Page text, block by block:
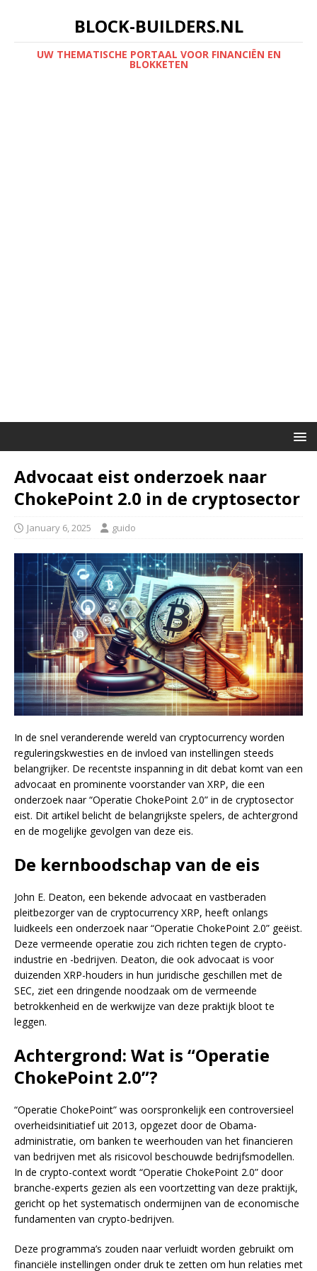
BLOCK-BUILDERS.NL
UW THEMATISCHE PORTAAL VOOR FINANCIËN EN
BLOKKETEN
Advocaat eist onderzoek naar
ChokePoint 2.0 in de cryptosector
January 6, 2025 guido
In de snel veranderende wereld van cryptocurrency worden
reguleringskwesties en de invloed van instellingen steeds
belangrijker. De recentste inspanning in dit debat komt van een
advocaat en prominente voorstander van XRP, die een
onderzoek naar “Operatie ChokePoint 2.0” in de cryptosector
eist. Dit artikel belicht de belangrijkste spelers, de achtergrond
en de mogelijke gevolgen van deze eis.
De kernboodschap van de eis
John E. Deaton, een bekende advocaat en vastberaden
pleitbezorger van de cryptocurrency XRP, heeft onlangs
luidkeels een onderzoek naar “Operatie ChokePoint 2.0” geëist.
Deze vermeende operatie zou zich richten tegen de crypto-
industrie en -bedrijven. Deaton, die ook advocaat is voor
duizenden XRP-houders in hun juridische geschillen met de
SEC, ziet een dringende noodzaak om de vermeende
betrokkenheid en de werkwijze van deze praktijk bloot te
leggen.
Achtergrond: Wat is “Operatie
ChokePoint 2.0”?
“Operatie ChokePoint” was oorspronkelijk een controversieel
overheidsinitiatief uit 2013, opgezet door de Obama-
administratie, om banken te weerhouden van het financieren
van bedrijven met als risicovol beschouwde bedrijfsmodellen.
In de crypto-context wordt “Operatie ChokePoint 2.0” door
branche-experts gezien als een voortzetting van deze praktijk,
gericht op het systematisch ondermijnen van de economische
fundamenten van crypto-bedrijven.
Deze programma’s zouden naar verluidt worden gebruikt om
financiële instellingen onder druk te zetten om hun relaties met